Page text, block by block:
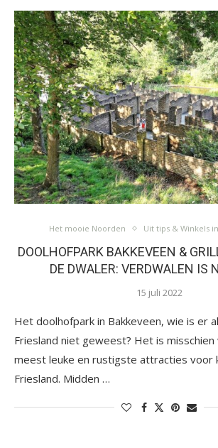
Het mooie Noorden Uit tips & Winkels
DOOLHOFPARK BAKKEVEEN &
DE DWALER: VERDWALEN IS
15 juli 2022
Het doolhofpark in Bakkeveen, wie is er
Friesland niet geweest? Het is misschien
meest leuke en rustigste attracties voor
Friesland. Midden …